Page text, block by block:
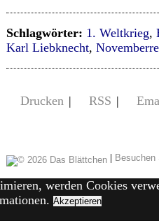
Schlagwörter: 1. Weltkrieg,
Karl Liebknecht,
Drucken | RSS |
|
werden Cookies
Akzeptieren